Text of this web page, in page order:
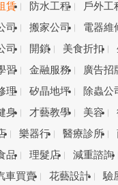
賃 防水工程 戶外工
司 搬家公司 電器維
司 開鎖 美食折扣
習 金融服務 廣告招
理 矽晶地坪 除蟲公
身 才藝教學 美容
樂器行 醫療診所
品 理髮店 減重諮詢
車買賣 花藝設計
驗